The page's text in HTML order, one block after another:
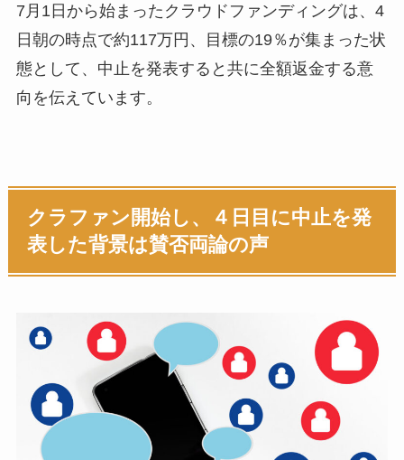
7月1日から始まったクラウドファンディングは、4
日朝の時点で約117万円、目標の19％が集まった状
態として、中止を発表すると共に全額返金する意
向を伝えています。
クラファン開始し、４日目に中止を発
表した背景は賛否両論の声